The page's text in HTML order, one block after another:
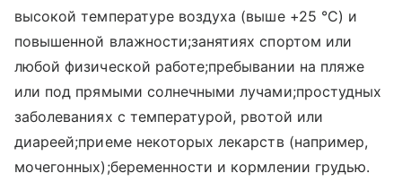
высокой температуре воздуха (выше +25 °C) и
повышенной влажности;занятиях спортом или
любой физической работе;пребывании на пляже
или под прямыми солнечными лучами;простудных
заболеваниях с температурой, рвотой или
диареей;приеме некоторых лекарств (например,
мочегонных);беременности и кормлении грудью.